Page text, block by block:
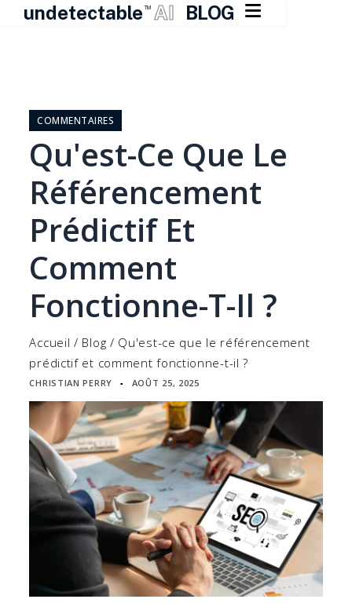
undetectable TM AI BLOG 
contentCOMMENTAIRES
Qu'est-Ce Que Le
Référencement
Prédictif Et
Comment
Fonctionne-T-Il ?
Accueil / Blog / Qu'est-ce que le référencement
prédictif et comment fonctionne-t-il ?
CHRISTIAN PERRY ▪ AOÛT 25, 2025